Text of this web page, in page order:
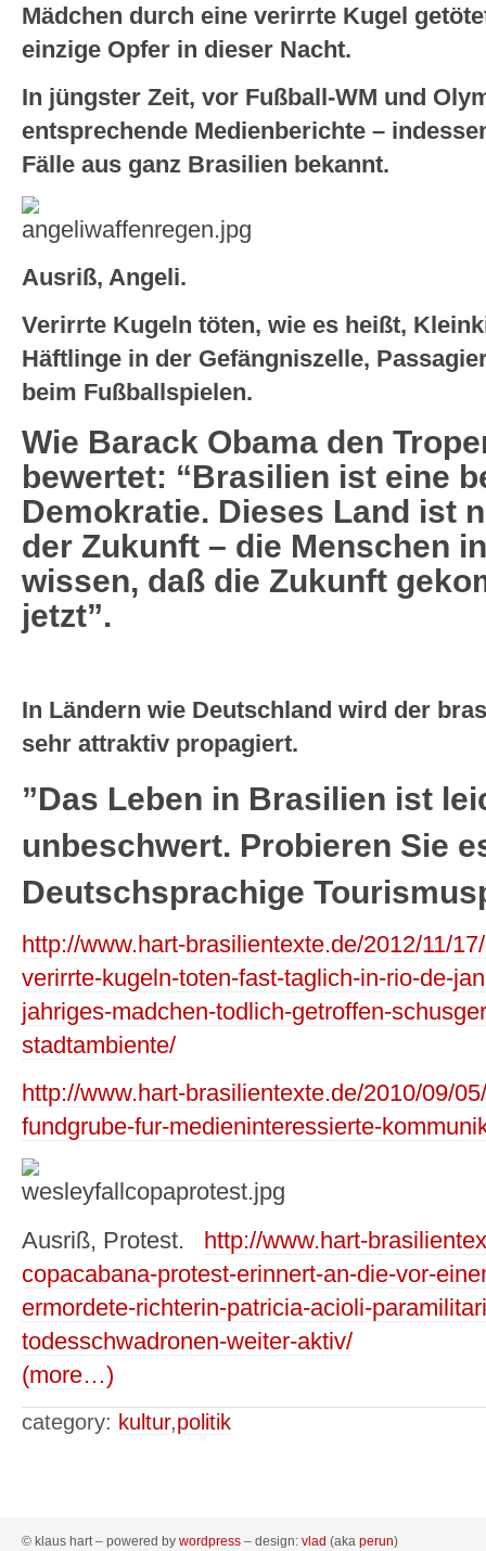
Mädchen durch eine verirrte Kugel
einzige Opfer in dieser Nacht.
In jüngster Zeit, vor Fußball-WM und
entsprechende Medienberichte –
Fälle aus ganz Brasilien bekannt.
Ausriß, Angeli.
Verirrte Kugeln töten, wie es heißt,
Häftlinge in der Gefängniszelle,
beim Fußballspielen.
Wie Barack Obama den
bewertet: “Brasilien ist eine
Demokratie. Dieses Land ist
der Zukunft – die Menschen
wissen, daß die Zukunft
jetzt”.
In Ländern wie Deutschland wird der
sehr attraktiv propagiert.
”Das Leben in Brasilien ist
unbeschwert. Probieren Sie
Deutschsprachige
http://www.hart-brasilientexte.de/2012/11/
verirrte-kugeln-toten-fast-taglich-in-rio-de-
jahriges-madchen-todlich-getroffen-
stadtambiente/
http://www.hart-brasilientexte.de/2010/09/
fundgrube-fur-medieninteressierte-
Ausriß, Protest.
http://www.hart-
copacabana-protest-erinnert-an-die-vor-
ermordete-richterin-patricia-acioli-
todesschwadronen-weiter-aktiv/
(more…)
category: kultur,politik
© klaus hart – powered by wordpress – design: vlad (aka perun)